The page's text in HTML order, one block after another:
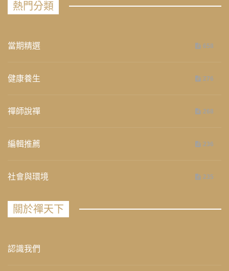
熱門分類
當期精選 658
健康養生 276
禪師說禪 268
編輯推薦 236
社會與環境 235
關於禪天下
認識我們